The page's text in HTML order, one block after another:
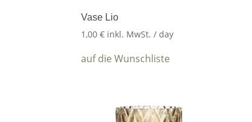
Vase Lio
1,00€ inkl. MwSt. / day
auf die Wunschliste